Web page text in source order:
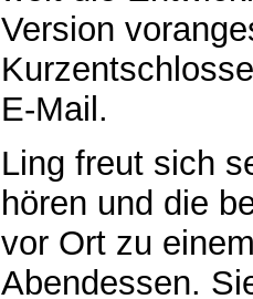
Version
E‑Mail.
Ling freut sich
hören und die
vor Ort zu
Abendessen.